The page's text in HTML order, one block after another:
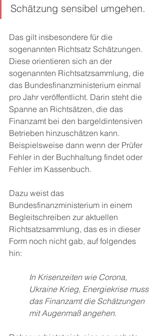
Schätzung sensibel umgehen.
Das gilt insbesondere für die
sogenannten Richtsatz Schätzungen.
Diese orientieren sich an der
sogenannten Richtsatzsammlung, die
das Bundesfinanzministerium einmal
pro Jahr veröffentlicht. Darin steht die
Spanne an Richtsätzen, die das
Finanzamt bei den bargeldintensiven
Betrieben hinzuschätzen kann.
Beispielsweise dann wenn der Prüfer
Fehler in der Buchhaltung findet oder
Fehler im Kassenbuch.
Dazu weist das
Bundesfinanzministerium in einem
Begleitschreiben zur aktuellen
Richtsatzsammlung, das es in dieser
Form noch nicht gab, auf folgendes
hin:
In Krisenzeiten wie Corona,
Ukraine Krieg, Energiekrise muss
das Finanzamt die Schätzungen
mit Augenmaß angehen.